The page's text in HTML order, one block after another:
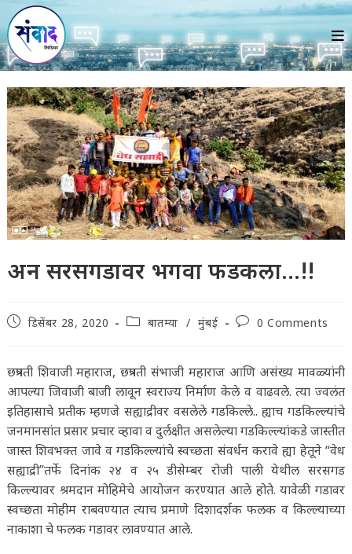
Skip
to
content
अन सरसगडावर भगवा फडकला…!!
Postडिसेंबर 28, 2020
Postबातम्या / मुंबई
Post0 Comments
छत्रपती शिवाजी महाराज, छत्रपती संभाजी महाराज आणि असंख्य मावळ्यांनी
आपल्या जिवाजी बाजी लावून स्वराज्य निर्माण केले व वाढवले. त्या ज्वलंत
इतिहासाचे प्रतीक म्हणजे सह्याद्रीवर वसलेले गडकिल्ले.. ह्याच गडकिल्ल्यांचे
जनमानसांत प्रसार प्रचार व्हावा व दुर्लक्षीत असलेल्या गडकिल्ल्यांकडे जास्तीत
जास्त शिवभक्त जावे व गडकिल्ल्यांचे स्वच्छता संवर्धन करावे ह्या हेतूने “वेध
सह्याद्री”तर्फे दिनांक २४ व २५ डीसेम्बर रोजी पाली येथील सरसगड
किल्ल्यावर श्रमदान मोहिमेचे आयोजन करण्यात आले होते. यावेळी गडावर
स्वच्छता मोहीम राबवण्यात त्याच प्रमाणे दिशादर्शक फलक व किल्ल्याच्या
नाकाशा चे फलक गडावर लावण्यात आले.